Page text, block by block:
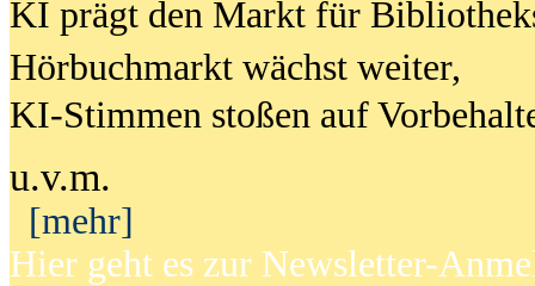
KI prägt den Markt für
Hörbuchmarkt wächst weiter,
KI-Stimmen stoßen auf
u.v.m.
[mehr]
Hier geht es zur Newsletter-